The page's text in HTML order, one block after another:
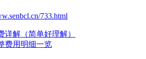
733.html
详解（简单好理解）
费用明细一览